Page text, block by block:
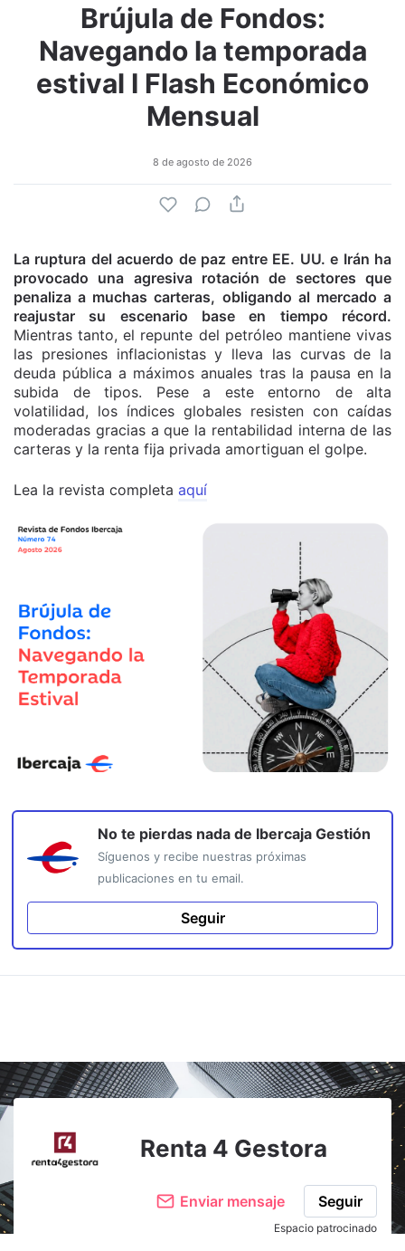
Brújula de Fondos:
Navegando la temporada
estival I Flash Económico
Mensual
8 de agosto de 2026
La ruptura del acuerdo de paz entre EE. UU. e Irán ha
provocado una agresiva rotación de sectores que
penaliza a muchas carteras, obligando al mercado a
reajustar su escenario base en tiempo récord.
Mientras tanto, el repunte del petróleo mantiene vivas
las presiones inflacionistas y lleva las curvas de la
deuda pública a máximos anuales tras la pausa en la
subida de tipos. Pese a este entorno de alta
volatilidad, los índices globales resisten con caídas
moderadas gracias a que la rentabilidad interna de las
carteras y la renta fija privada amortiguan el golpe.
Lea la revista completa aquí
No te pierdas nada de Ibercaja Gestión
Síguenos y recibe nuestras próximas
publicaciones en tu email.
Seguir
Renta 4 Gestora
Enviar mensaje Seguir
Espacio patrocinado